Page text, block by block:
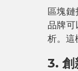
區塊
品牌
析。這
3. 創